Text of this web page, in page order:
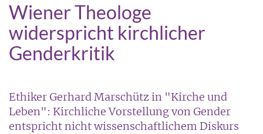
Wiener Theologe
widerspricht kirchlicher
Genderkritik
Ethiker Gerhard Marschütz in "Kirche und
Leben": Kirchliche Vorstellung von Gender
entspricht nicht wissenschaftlichem Diskurs